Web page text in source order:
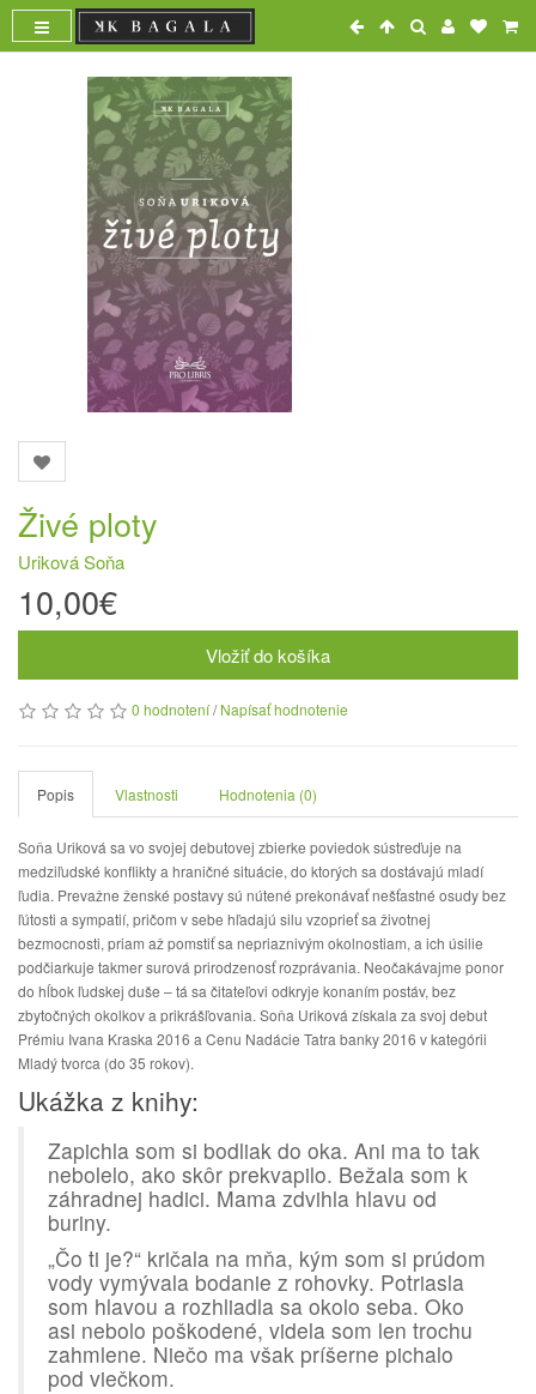
Živé ploty
Uriková Soňa
10,00€
Vložiť do košíka
0 hodnotení/Napísať hodnotenie
Popis Vlastnosti Hodnotenia (0)
Soňa Uriková sa vo svojej debutovej zbierke poviedok sústreďuje na
medziľudské konflikty a hraničné situácie, do ktorých sa dostávajú mladí
ľudia. Prevažne ženské postavy sú nútené prekonávať nešťastné osudy bez
ľútosti a sympatií, pričom v sebe hľadajú silu vzoprieť sa životnej
bezmocnosti, priam až pomstiť sa nepriaznivým okolnostiam, a ich úsilie
podčiarkuje takmer surová prirodzenosť rozprávania. Neočakávajme ponor
do hĺbok ľudskej duše – tá sa čitateľovi odkryje konaním postáv, bez
zbytočných okolkov a prikrášľovania. Soňa Uriková získala za svoj debut
Prémiu Ivana Kraska 2016 a Cenu Nadácie Tatra banky 2016 v kategórii
Mladý tvorca (do 35 rokov).
Ukážka z knihy:
Zapichla som si bodliak do oka. Ani ma to tak
nebolelo, ako skôr prekvapilo. Bežala som k
záhradnej hadici. Mama zdvihla hlavu od
buriny.
„Čo ti je?“ kričala na mňa, kým som si prúdom
vody vymývala bodanie z rohovky. Potriasla
som hlavou a rozhliadla sa okolo seba. Oko
asi nebolo poškodené, videla som len trochu
zahmlene. Niečo ma však príšerne pichalo
pod viečkom.